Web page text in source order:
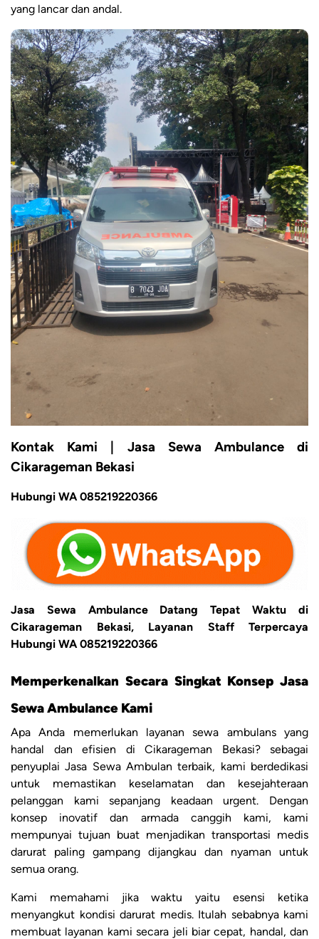
yang lancar dan andal.
Kontak Kami | Jasa Sewa Ambulance di
Cikarageman Bekasi
Hubungi WA 085219220366
Jasa Sewa Ambulance Datang Tepat Waktu di
Cikarageman Bekasi, Layanan Staff Terpercaya
Hubungi WA 085219220366
Memperkenalkan Secara Singkat Konsep Jasa
Sewa Ambulance Kami
Apa Anda memerlukan layanan sewa ambulans yang
handal dan efisien di Cikarageman Bekasi? sebagai
penyuplai Jasa Sewa Ambulan terbaik, kami berdedikasi
untuk memastikan keselamatan dan kesejahteraan
pelanggan kami sepanjang keadaan urgent. Dengan
konsep inovatif dan armada canggih kami, kami
mempunyai tujuan buat menjadikan transportasi medis
darurat paling gampang dijangkau dan nyaman untuk
semua orang.
Kami memahami jika waktu yaitu esensi ketika
menyangkut kondisi darurat medis. Itulah sebabnya kami
membuat layanan kami secara jeli biar cepat, handal, dan